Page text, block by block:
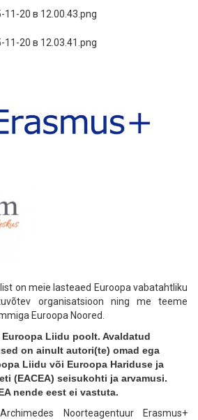
on meie lasteaed Euroopa vabatahtliku
organisatsioon ning me teeme
Euroopa Noored.
Liidu poolt. Avaldatud
on ainult autori(te) omad ega
Liidu või Euroopa Hariduse ja
(EACEA) seisukohti ja arvamusi.
nende eest ei vastuta.
Noorteagentuur Erasmus+